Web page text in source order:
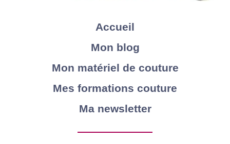
Accueil
Mon blog
Mon matériel de couture
Mes formations couture
Ma newsletter